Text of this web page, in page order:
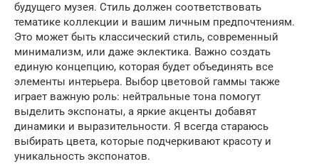
будущего музея. Стиль должен соответствовать
тематике коллекции и вашим личным предпочтениям.
Это может быть классический стиль, современный
минимализм, или даже эклектика. Важно создать
единую концепцию, которая будет объединять все
элементы интерьера. Выбор цветовой гаммы также
играет важную роль: нейтральные тона помогут
выделить экспонаты, а яркие акценты добавят
динамики и выразительности. Я всегда стараюсь
выбирать цвета, которые подчеркивают красоту и
уникальность экспонатов.